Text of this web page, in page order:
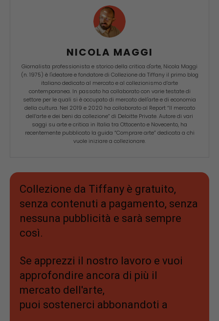
NICOLA MAGGI
Giornalista professionista e storico della critica d'arte, Nicola Maggi
(n. 1975) è l'ideatore e fondatore di Collezione da Tiffany il primo blog
italiano dedicato al mercato e al collezionismo d’arte
contemporanea. In passato ha collaborato con varie testate di
settore per le quali si è occupato di mercato dell'arte e di economia
della cultura. Nel 2019 e 2020 ha collaborato al Report “Il mercato
dell’arte e dei beni da collezione” di Deloitte Private. Autore di vari
saggi su arte e critica in Italia tra Ottocento e Novecento, ha
recentemente pubblicato la guida “Comprare arte” dedicata a chi
vuole iniziare a collezionare.
Collezione da Tiffany è gratuito,
senza contenuti a pagamento, senza
nessuna pubblicità e sarà sempre
così.
Se apprezzi il nostro lavoro e vuoi
approfondire ancora di più il
mercato dell'arte,
puoi sostenerci abbonandoti a